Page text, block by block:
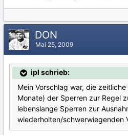
DON
Mai 25, 2009
ipl schrieb:
Mein Vorschlag war, die
Monate) der Sperren zur Regel
lebenslange Sperren zur
wiederholten/schwerwiegenden